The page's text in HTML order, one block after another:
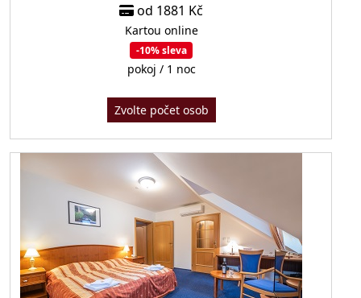
od 1881 Kč
Kartou online
-10% sleva
pokoj / 1 noc
Zvolte počet osob